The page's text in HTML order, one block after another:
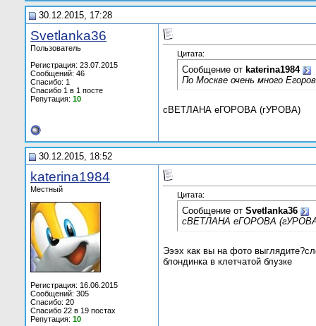
30.12.2015, 17:28
Svetlanka36
Пользователь
Регистрация: 23.07.2015
Сообщений: 46
Спасибо: 1
Спасибо 1 в 1 посте
Репутация: 10
Цитата:
Сообщение от katerina1984
По Москве очень много
сВЕТЛАНА еГОРОВА (гУРОВА)
30.12.2015, 18:52
katerina1984
Местный
Регистрация: 16.06.2015
Сообщений: 305
Спасибо: 20
Спасибо 22 в 19 постах
Репутация: 10
Цитата:
Сообщение от Svetlanka36
сВЕТЛАНА еГОРОВА
Эээх как вы на фото
блондинка в клетчатой блузке